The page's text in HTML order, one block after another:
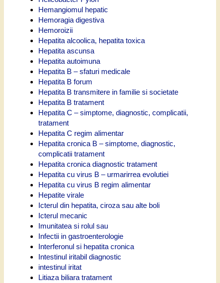
Hemangiomul hepatic
Hemoragia digestiva
Hemoroizii
Hepatita alcoolica, hepatita toxica
Hepatita ascunsa
Hepatita autoimuna
Hepatita B – sfaturi medicale
Hepatita B forum
Hepatita B transmitere in familie si societate
Hepatita B tratament
Hepatita C – simptome, diagnostic, complicatii,
tratament
Hepatita C regim alimentar
Hepatita cronica B – simptome, diagnostic,
complicatii tratament
Hepatita cronica diagnostic tratament
Hepatita cu virus B – urmarirrea evolutiei
Hepatita cu virus B regim alimentar
Hepatite virale
Icterul din hepatita, ciroza sau alte boli
Icterul mecanic
Imunitatea si rolul sau
Infectii in gastroenterologie
Interferonul si hepatita cronica
Intestinul iritabil diagnostic
intestinul iritat
Litiaza biliara tratament